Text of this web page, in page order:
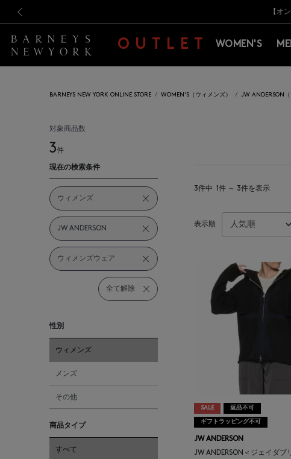
新規登録のお客様も対象！＜MY
【オ
新規登録のお客様も対象！＜MY
OUTLET WOMEN'S
BARNEYS NEW YORK ONLINE STORE WOMEN'S（ウィメンズ） JW ANDERSON
対象商品数
3件
現在の検索条件
ウィメンズ
JW ANDERSON
ウィメンズウェア
全て解除
性別
ウィメンズ
メンズ
その他
商品タイプ
すべて
3件中 1件 ～ 3件を表示
表示順
SALE 返品不可
ギフトラッピング不可
JW ANDERSON
JW ANDERSON＜ジェイダブ